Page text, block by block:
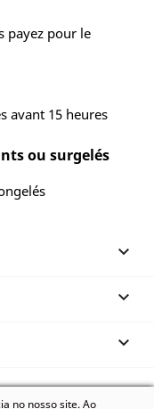
payez pour le
avant 15 heures
ou surgelés



no nosso site. Ao